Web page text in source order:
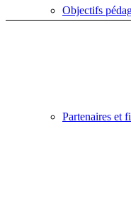
Objectifs
Partenaires et